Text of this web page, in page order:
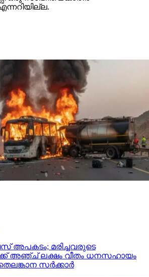
അപകടം; മരിച്ചവരുടെ
അഞ്ച് ലക്ഷം വീതം ധനസഹായം
സര്‍ക്കാര്‍